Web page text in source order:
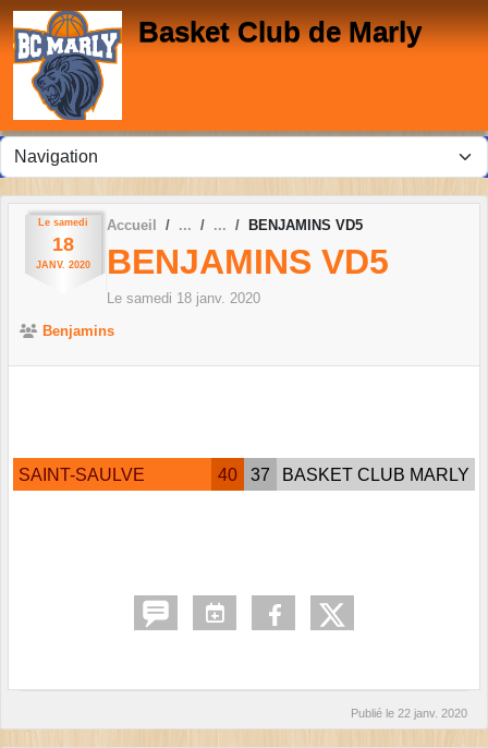
Basket Club de Marly
Le samedi
18
JANV. 2020
Accueil BENJAMINS VD5
BENJAMINS VD5
Le samedi 18 janv. 2020
Benjamins
SAINT-SAULVE 40 37 BASKET CLUB MARLY
Publié le 22 janv. 2020
Panneau de gestion des cookies